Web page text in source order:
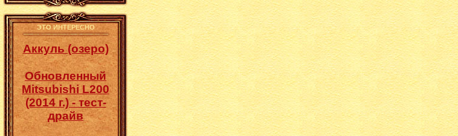
ЭТО ИНТЕРЕСНО
Аккуль (озеро)
Обновленный
Mitsubishi L200
(2014 г.) - тест-
драйв